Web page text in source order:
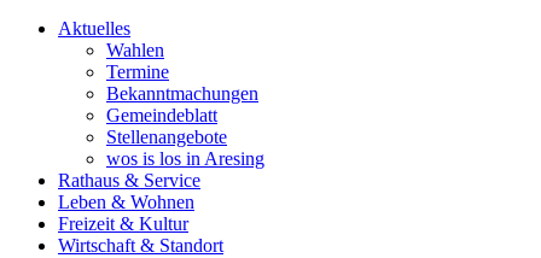
Aktuelles
Wahlen
Termine
Bekanntmachungen
Gemeindeblatt
Stellenangebote
wos is los in Aresing
Rathaus & Service
Leben & Wohnen
Freizeit & Kultur
Wirtschaft & Standort